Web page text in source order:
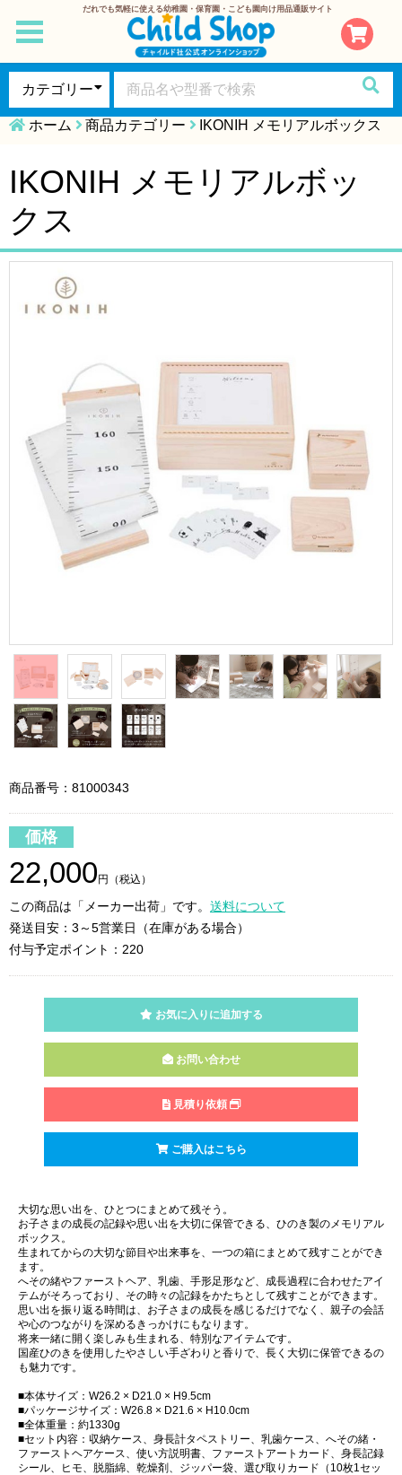
だれでも気軽に使える幼稚園・保育園・こども園向け用品通販サイト
toggle
navigation
ホーム 商品カテゴリー IKONIH メモリアルボックス
IKONIH メモリアルボッ
クス
商品番号：81000343
価格
22,000 円（税込）
この商品は「メーカー出荷」です。 送料について
発送目安：3～5営業日（在庫がある場合）
付与予定ポイント：220
お気に入りに追加する
お問い合わせ
見積り依頼
ご購入はこちら
大切な思い出を、ひとつにまとめて残そう。
お子さまの成長の記録や思い出を大切に保管できる、ひのき製のメモリアル
ボックス。
生まれてからの大切な節目や出来事を、一つの箱にまとめて残すことができ
ます。
へその緒やファーストヘア、乳歯、手形足形など、成長過程に合わせたアイ
テムがそろっており、その時々の記録をかたちとして残すことができます。
思い出を振り返る時間は、お子さまの成長を感じるだけでなく、親子の会話
や心のつながりを深めるきっかけにもなります。
将来一緒に開く楽しみも生まれる、特別なアイテムです。
国産ひのきを使用したやさしい手ざわりと香りで、長く大切に保管できるの
も魅力です。
■本体サイズ：W26.2 × D21.0 × H9.5cm
■パッケージサイズ：W26.8 × D21.6 × H10.0cm
■全体重量：約1330g
■セット内容：収納ケース、身長計タペストリー、乳歯ケース、へその緒・
ファーストヘアケース、使い方説明書、ファーストアートカード、身長記録
シール、ヒモ、脱脂綿、乾燥剤、ジッパー袋、選び取りカード（10枚1セッ